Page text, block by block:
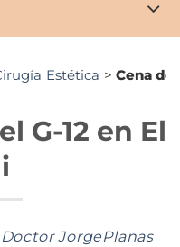
Estética > Cena de
G-12 en El
Doctor JorgePlanas